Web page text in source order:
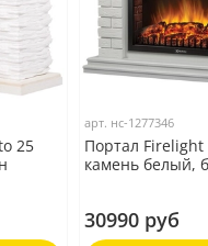
25
арт. нс-1277346
Портал Firelight
камень белый,
30990 руб